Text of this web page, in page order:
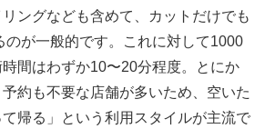
ングなども含めて、カットだけでも
のが一般的です。これに対して1000
間はわずか10〜20分程度。とにか
約も不要な店舗が多いため、空いた
帰る」という利用スタイルが主流で